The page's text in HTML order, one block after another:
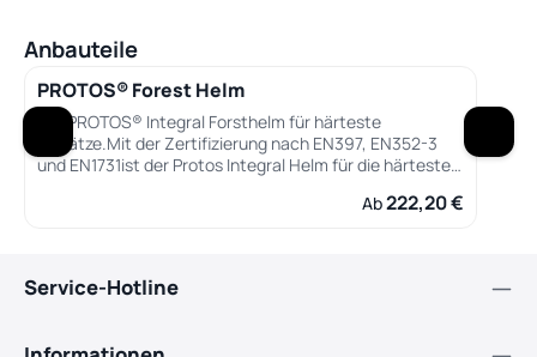
Produktgalerie überspringen
Anbauteile
PROTOS® Forest Helm
Der PROTOS® Integral Forsthelm für härteste
Einsätze.Mit der Zertifizierung nach EN397, EN352-3
und EN1731ist der Protos Integral Helm für die härtesten
nass-kalt bis trocken-heißen Temperaturen, bestens
wurde das Ziel, den Gehör-, Gesichts-, Nackenschutz,
Regulärer Preis:
Ab222,20 €
Service-Hotline